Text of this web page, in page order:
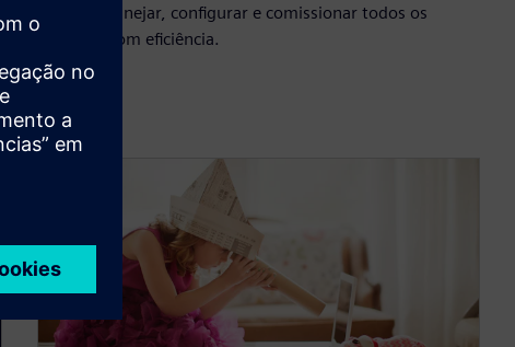
possam planejar, configurar e comissionar todos os
módulos com eficiência.